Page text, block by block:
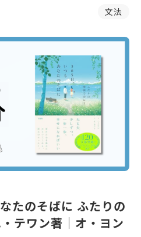
文法
たのそばに ふたりの
テワン著｜オ・ヨン